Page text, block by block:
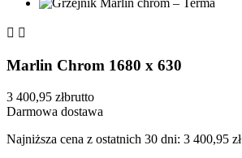
 
Marlin Chrom 1680 x 630
3 400,95 złbrutto
Darmowa dostawa
Najniższa cena z ostatnich 30 dni: 3 400,95 zł